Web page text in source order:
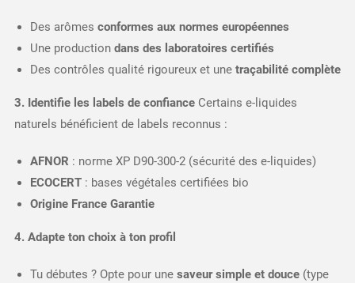
Des arômes conformes aux normes européennes
Une production dans des laboratoires certifiés
Des contrôles qualité rigoureux et une traçabilité complète
3. Identifie les labels de confianceCertains e-liquides
naturels bénéficient de labels reconnus :
AFNOR : norme XP D90-300-2 (sécurité des e-liquides)
ECOCERT: bases végétales certifiées bio
Origine France Garantie
4. Adapte ton choix à ton profil
Tu débutes ? Opte pour une saveur simple et douce(type